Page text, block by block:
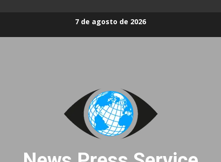
7 de agosto de 2026